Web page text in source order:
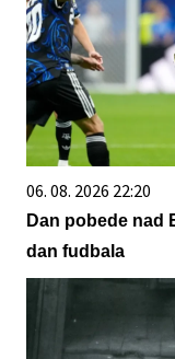
06. 08. 2026 22:20
Dan pobede nad
dan fudbala